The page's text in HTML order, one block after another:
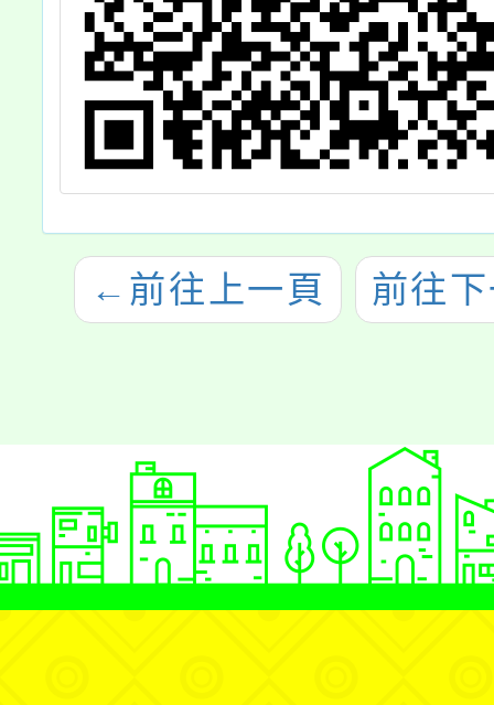
← 前往上一頁 前往